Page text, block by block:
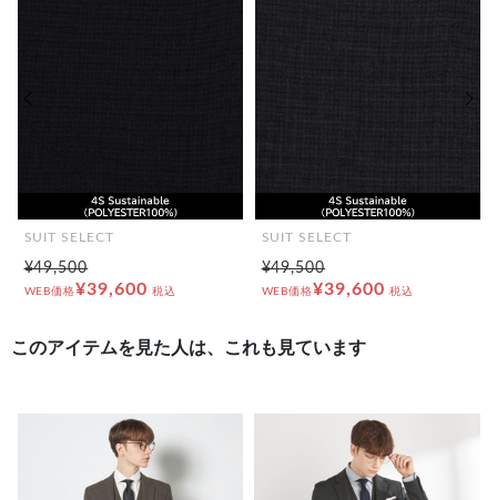
SUIT SELECT
¥49,500
WEB価格¥39,600 税込
SUIT SELECT
¥49,500
WEB価格¥39,600 税込
前の画像
このアイテムを見た人は、これも見ています